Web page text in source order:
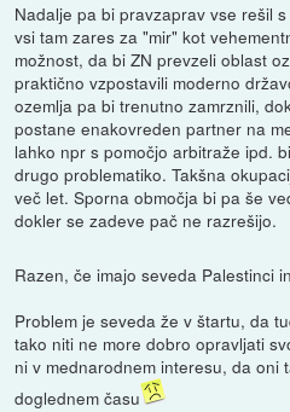
Nadalje pa bi pravzaprav vse rešil
vsi tam zares za "mir" kot
možnost, da bi ZN prevzeli oblast
praktično vzpostavili moderno
ozemlja pa bi trenutno zamrznili,
postane enakovreden partner na
lahko npr s pomočjo arbitraže ipd.
drugo problematiko. Takšna
več let. Sporna območja bi pa še
dokler se zadeve pač ne razrešijo.
Razen, če imajo seveda Palestinci
Problem je seveda že v štartu, da
tako niti ne more dobro opravljati
ni v mednarodnem interesu, da oni
doglednem času